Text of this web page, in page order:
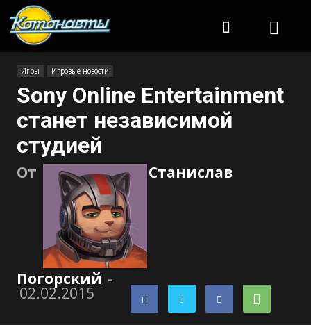
Игры Игровые новости
Sony Online Entertainment
станет независимой
студией
От Станислав
Погорский -
02.02.2015